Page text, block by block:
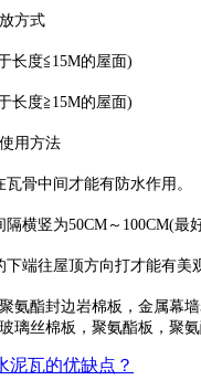
方式
长度≦15M的屋面)
长度≧15M的屋面)
用方法
骨中间才能有防水作用。
横竖为50CM～100CM(最
下端往屋顶方向打才能有美
氨酯封边岩棉板，金属幕
璃丝棉板，聚氨酯板，聚氨
泥瓦的优缺点？